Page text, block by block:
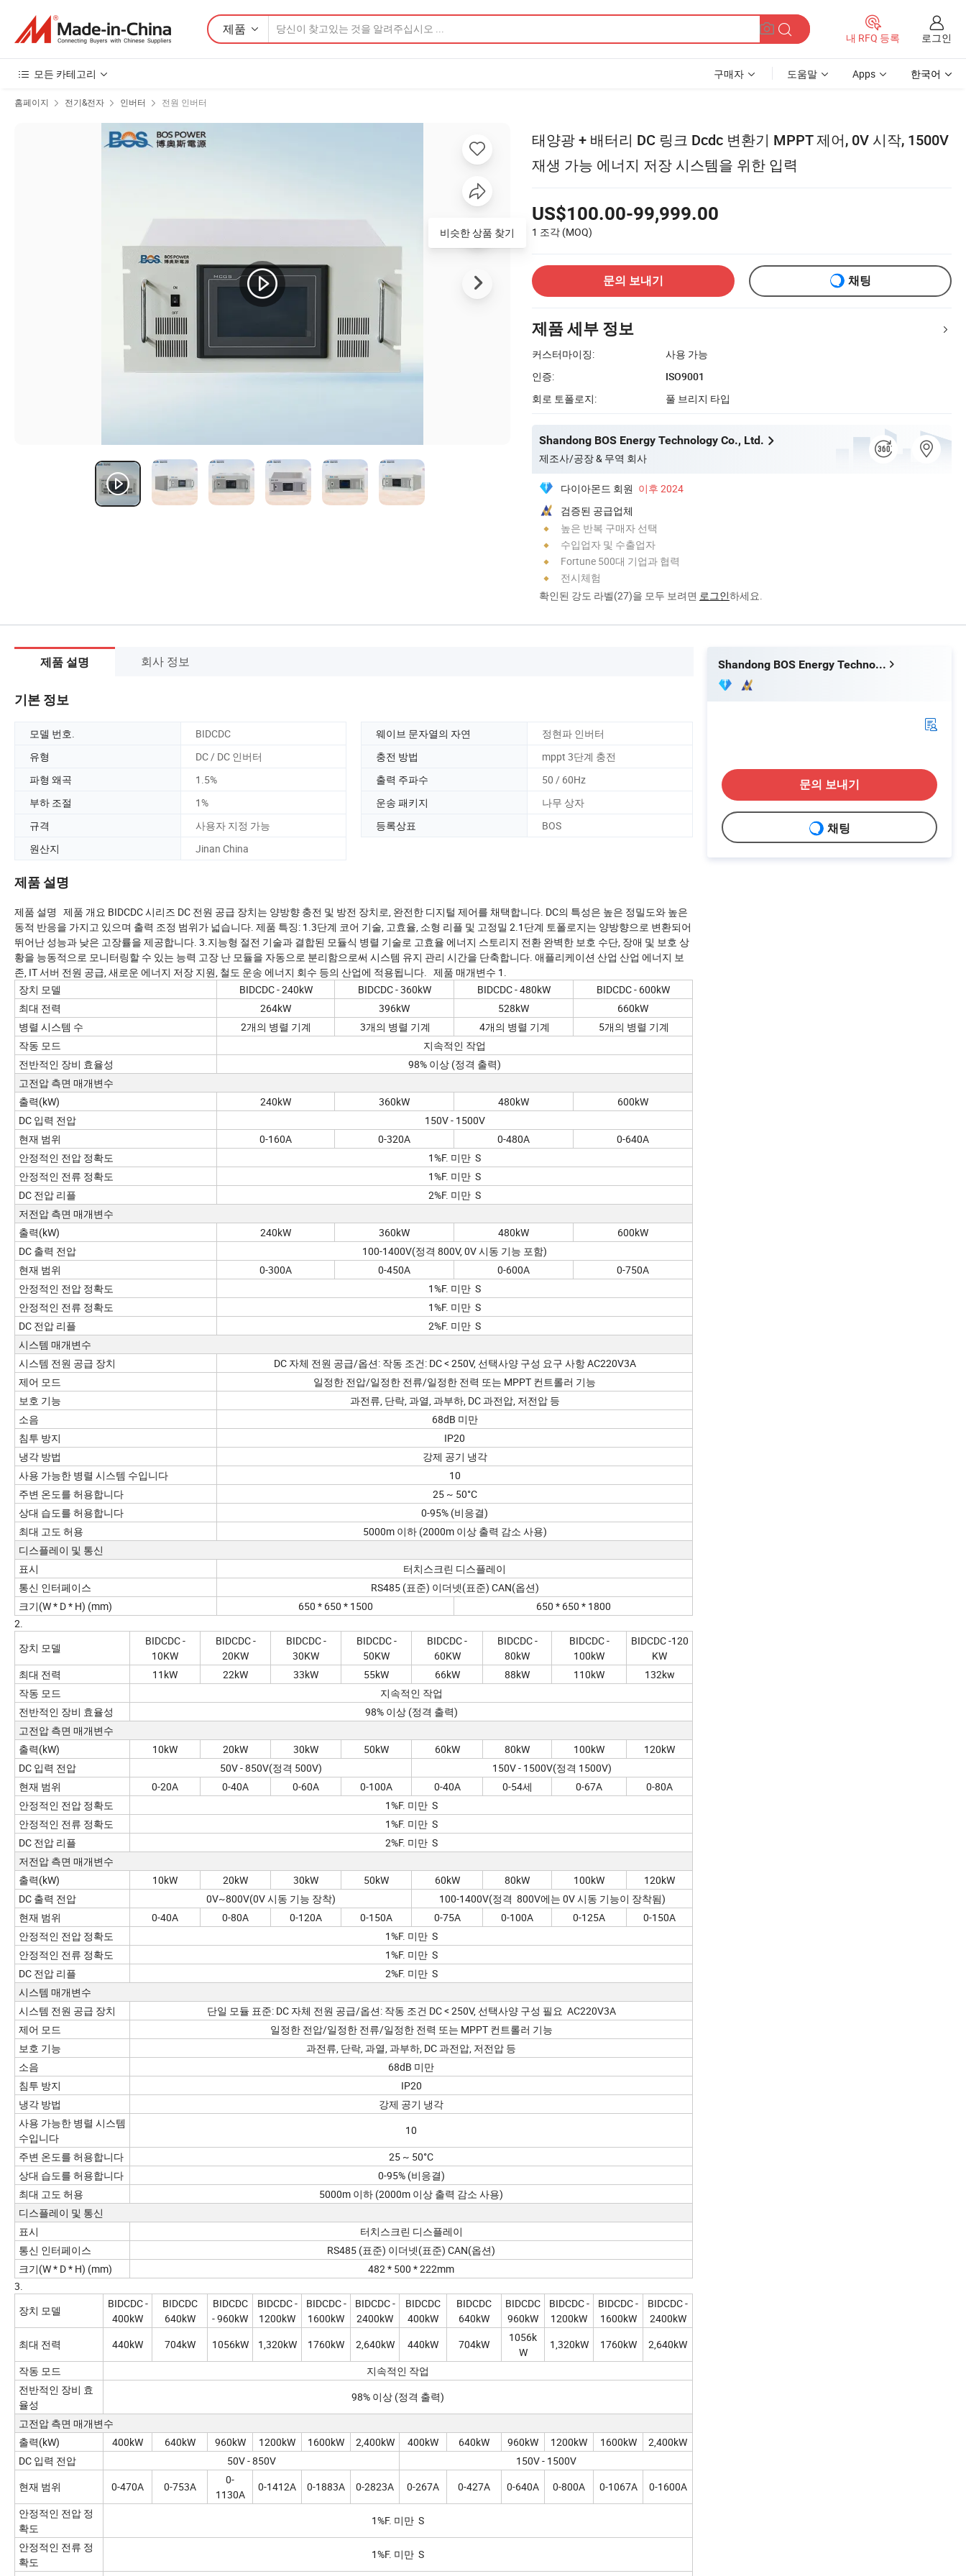
제품
내 RFQ 등록 로그인
모든 카테고리 구매자 도움말 Apps 한국어
홈페이지 전기&전자 인버터 전원 인버터
태양광 + 배터리 DC 링크 Dcdc 변환기 MPPT 제어, 0V 시작, 1500V
재생 가능 에너지 저장 시스템을 위한 입력
US$100.00-99,999.00
1 조각 (MOQ)
문의 보내기 채팅
제품 세부 정보
커스터마이징:
사용 가능
인증:
ISO9001
회로 토폴로지:
풀 브리지 타입
Shandong BOS Energy Technology Co., Ltd.
제조사/공장 & 무역 회사
다이아몬드 회원 이후 2024
검증된 공급업체
높은 반복 구매자 선택
수입업자 및 수출업자
Fortune 500대 기업과 협력
전시체험
확인된 강도 라벨(27)을 모두 보려면 로그인하세요.
비슷한 상품 찾기
제품 설명 회사 정보
기본 정보
모델 번호. BIDCDC 웨이브 문자열의 자연
정현파 인버터
유형
DC / DC 인버터 충전 방법
mppt 3단계 충전
파형 왜곡
1.5% 출력 주파수
50 / 60Hz
부하 조절
1% 운송 패키지
나무 상자
규격
사용자 지정 가능 등록상표
BOS
원산지
Jinan China
제품 설명
제품 설명 제품 개요 BIDCDC 시리즈 DC 전원 공급 장치는 양방향 충전 및 방전 장치로, 완전한 디지털 제어를 채택합니다. DC의 특성은 높은 정밀도와 높은
동적 반응을 가지고 있으며 출력 조정 범위가 넓습니다. 제품 특징: 1.3단계 코어 기술, 고효율, 소형 리플 및 고정밀 2.1단계 토폴로지는 양방향으로 변환되어
뛰어난 성능과 낮은 고장률을 제공합니다. 3.지능형 절전 기술과 결합된 모듈식 병렬 기술로 고효율 에너지 스토리지 전환 완벽한 보호 수단, 장애 및 보호 상
황을 능동적으로 모니터링할 수 있는 능력 고장 난 모듈을 자동으로 분리함으로써 시스템 유지 관리 시간을 단축합니다. 애플리케이션 산업 산업 에너지 보
존, IT 서버 전원 공급, 새로운 에너지 저장 지원, 철도 운송 에너지 회수 등의 산업에 적용됩니다. 제품 매개변수 1.
장치 모델
BIDCDC - 240kW BIDCDC - 360kW BIDCDC - 480kW
BIDCDC - 600kW
최대 전력
264kW 396kW 528kW
660kW
병렬 시스템 수
2개의 병렬 기계 3개의 병렬 기계 4개의 병렬 기계
5개의 병렬 기계
작동 모드
지속적인 작업
전반적인 장비 효율성
98% 이상 (정격 출력)
고전압 측면 매개변수
출력(kW)
240kW 360kW 480kW
600kW
DC 입력 전압
150V - 1500V
현재 범위
0-160A 0-320A 0-480A
0-640A
안정적인 전압 정확도
1%F. 미만 S
안정적인 전류 정확도
1%F. 미만 S
DC 전압 리플
2%F. 미만 S
저전압 측면 매개변수
출력(kW)
240kW 360kW 480kW
600kW
DC 출력 전압
100-1400V(정격 800V, 0V 시동 기능 포함)
현재 범위
0-300A 0-450A 0-600A
0-750A
안정적인 전압 정확도
1%F. 미만 S
안정적인 전류 정확도
1%F. 미만 S
DC 전압 리플
2%F. 미만 S
시스템 매개변수
시스템 전원 공급 장치
DC 자체 전원 공급/옵션: 작동 조건: DC < 250V, 선택사양 구성 요구 사항 AC220V3A
제어 모드
일정한 전압/일정한 전류/일정한 전력 또는 MPPT 컨트롤러 기능
보호 기능
과전류, 단락, 과열, 과부하, DC 과전압, 저전압 등
소음
68dB 미만
침투 방지
IP20
냉각 방법
강제 공기 냉각
사용 가능한 병렬 시스템 수입니다
10
주변 온도를 허용합니다
25 ~ 50°C
상대 습도를 허용합니다
0-95% (비응결)
최대 고도 허용
5000m 이하 (2000m 이상 출력 감소 사용)
디스플레이 및 통신
표시
터치스크린 디스플레이
통신 인터페이스
RS485 (표준) 이더넷(표준) CAN(옵션)
크기(W * D * H) (mm)
650 * 650 * 1500
650 * 650 * 1800
2.
장치 모델
BIDCDC -
10KW
BIDCDC -
20KW
BIDCDC -
30KW
BIDCDC -
50KW
BIDCDC -
60KW
BIDCDC -
80kW
BIDCDC -
100kW
BIDCDC -120
KW
최대 전력
11kW 22kW 33kW 55kW 66kW 88kW 110kW
132kw
작동 모드
지속적인 작업
전반적인 장비 효율성
98% 이상 (정격 출력)
고전압 측면 매개변수
출력(kW)
10kW 20kW 30kW 50kW 60kW 80kW 100kW
120kW
DC 입력 전압
50V - 850V(정격 500V)
150V - 1500V(정격 1500V)
현재 범위
0-20A 0-40A 0-60A 0-100A 0-40A 0-54세 0-67A
0-80A
안정적인 전압 정확도
1%F. 미만 S
안정적인 전류 정확도
1%F. 미만 S
DC 전압 리플
2%F. 미만 S
저전압 측면 매개변수
출력(kW)
10kW 20kW 30kW 50kW 60kW 80kW 100kW
120kW
DC 출력 전압
0V~800V(0V 시동 기능 장착)
100-1400V(정격 800V에는 0V 시동 기능이 장착됨)
현재 범위
0-40A 0-80A 0-120A 0-150A 0-75A 0-100A 0-125A
0-150A
안정적인 전압 정확도
1%F. 미만 S
안정적인 전류 정확도
1%F. 미만 S
DC 전압 리플
2%F. 미만 S
시스템 매개변수
시스템 전원 공급 장치
단일 모듈 표준: DC 자체 전원 공급/옵션: 작동 조건 DC < 250V, 선택사양 구성 필요 AC220V3A
제어 모드
일정한 전압/일정한 전류/일정한 전력 또는 MPPT 컨트롤러 기능
보호 기능
과전류, 단락, 과열, 과부하, DC 과전압, 저전압 등
소음
68dB 미만
침투 방지
IP20
냉각 방법
강제 공기 냉각
사용 가능한 병렬 시스템
수입니다
10
주변 온도를 허용합니다
25 ~ 50°C
상대 습도를 허용합니다
0-95% (비응결)
최대 고도 허용
5000m 이하 (2000m 이상 출력 감소 사용)
디스플레이 및 통신
표시
터치스크린 디스플레이
통신 인터페이스
RS485 (표준) 이더넷(표준) CAN(옵션)
크기(W * D * H) (mm)
482 * 500 * 222mm
3.
장치 모델
BIDCDC -
400kW
BIDCDC
640kW
BIDCDC
- 960kW
BIDCDC -
1200kW
BIDCDC -
1600kW
BIDCDC -
2400kW
BIDCDC
400kW
BIDCDC
640kW
BIDCDC
960kW
BIDCDC -
1200kW
BIDCDC -
1600kW
BIDCDC -
2400kW
최대 전력
440kW 704kW 1056kW 1,320kW 1760kW 2,640kW 440kW 704kW
1056k
W
1,320kW 1760kW
2,640kW
작동 모드
지속적인 작업
전반적인 장비 효
율성
98% 이상 (정격 출력)
고전압 측면 매개변수
출력(kW)
400kW 640kW 960kW 1200kW 1600kW 2,400kW 400kW 640kW 960kW 1200kW 1600kW
2,400kW
DC 입력 전압
50V - 850V
150V - 1500V
현재 범위
0-470A 0-753A
0-
1130A
0-1412A 0-1883A 0-2823A 0-267A 0-427A 0-640A 0-800A 0-1067A
0-1600A
안정적인 전압 정
확도
1%F. 미만 S
안정적인 전류 정
확도
1%F. 미만 S
Shandong BOS Energy Technology Co., Ltd.
문의 보내기
채팅